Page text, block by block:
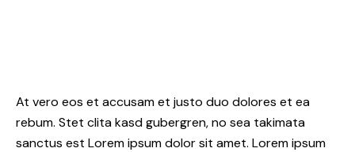
At vero eos et accusam et justo duo dolores et ea
rebum. Stet clita kasd gubergren, no sea takimata
sanctus est Lorem ipsum dolor sit amet. Lorem ipsum